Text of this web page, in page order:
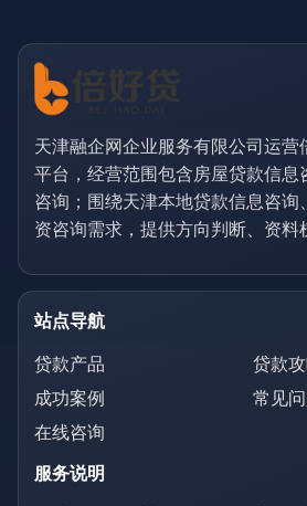
天津融企网企业服务有限公司运营
平台，经营范围包含房屋贷款信息
咨询；围绕天津本地贷款信息咨询
资咨询需求，提供方向判断、资料
站点导航
贷款产品
贷款
成功案例
常见
在线咨询
服务说明